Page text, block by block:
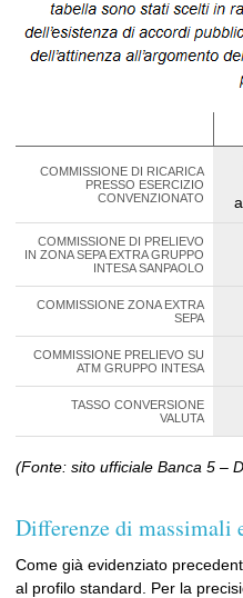
COMMISSIONE DI RICARICA
PRESSO ESERCIZIO
CONVENZIONATO
COMMISSIONE DI PRELIEVO
IN ZONA SEPA EXTRA GRUPPO
INTESA SANPAOLO
COMMISSIONE ZONA EXTRA
SEPA
COMMISSIONE PRELIEVO SU
ATM GRUPPO INTESA
TASSO CONVERSIONE
VALUTA
(Fonte: sito ufficiale Banca 5 –
Differenze di massimali
Come già evidenziato
al profilo standard. Per la